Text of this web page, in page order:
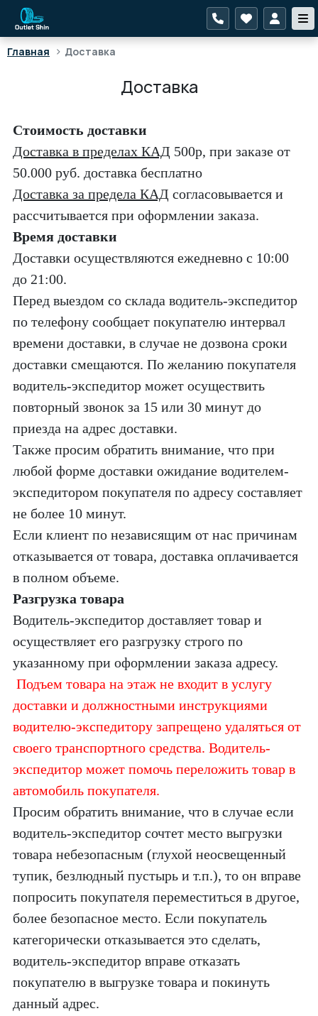
Главная > Доставка
Доставка
Стоимость доставки
Доставка в пределах КАД 500р, при заказе от
50.000 руб. доставка бесплатно
Доставка за предела КАД согласовывается и
рассчитывается при оформлении заказа.
Время доставки
Доставки осуществляются ежедневно с 10:00
до 21:00.
Перед выездом со склада водитель-экспедитор
по телефону сообщает покупателю интервал
времени доставки, в случае не дозвона сроки
доставки смещаются. По желанию покупателя
водитель-экспедитор может осуществить
повторный звонок за 15 или 30 минут до
приезда на адрес доставки.
Также просим обратить внимание, что при
любой форме доставки ожидание водителем-
экспедитором покупателя по адресу составляет
не более 10 минут.
Если клиент по независящим от нас причинам
отказывается от товара, доставка оплачивается
в полном объеме.
Разгрузка товара
Водитель-экспедитор доставляет товар и
осуществляет его разгрузку строго по
указанному при оформлении заказа адресу.
Подъем товара на этаж не входит в услугу
доставки и должностными инструкциями
водителю-экспедитору запрещено удаляться от
своего транспортного средства. Водитель-
экспедитор может помочь переложить товар в
автомобиль покупателя.
Просим обратить внимание, что в случае если
водитель-экспедитор сочтет место выгрузки
товара небезопасным (глухой неосвещенный
тупик, безлюдный пустырь и т.п.), то он вправе
попросить покупателя переместиться в другое,
более безопасное место. Если покупатель
категорически отказывается это сделать,
водитель-экспедитор вправе отказать
покупателю в выгрузке товара и покинуть
данный адрес.